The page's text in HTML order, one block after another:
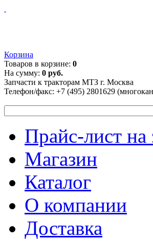
Корзина
Товаров в корзине: 0
На сумму: 0 руб.
Запчасти к тракторам МТЗ г. Москва
Телефон/факс: +7 (495) 2801629
Прайс-лист на
Магазин
Каталог
О компании
Доставка